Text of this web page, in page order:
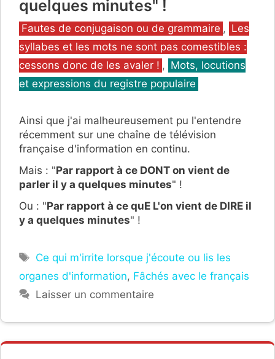
quelques minutes" !
Catégories
Fautes de conjugaison ou de grammaire , Les
syllabes et les mots ne sont pas comestibles :
cessons donc de les avaler ! , Mots, locutions
et expressions du registre populaire
Ainsi que j'ai malheureusement pu l'entendre
récemment sur une chaîne de télévision
française d'information en continu.
Mais : "Par rapport à ce DONT on vient de
parler il y a quelques minutes" !
Ou : "Par rapport à ce quE L'on vient de DIRE il
y a quelques minutes" !
Étiquettes
Ce qui m'irrite lorsque j'écoute ou lis les
organes d'information, Fâchés avec le français
Laisser un commentaire